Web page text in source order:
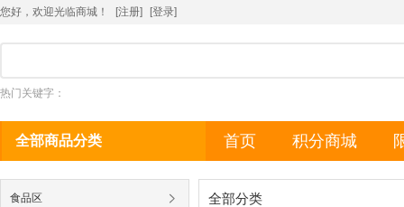
您好，欢迎光临商城！ [注册] [登录]
热门关键字：
全部商品分类 首页 积分商城
食品区 全部分类